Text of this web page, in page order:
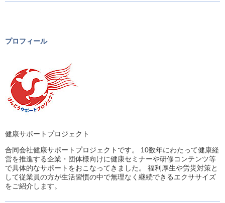
プロフィール
健康サポートプロジェクト
合同会社健康サポートプロジェクトです。 10数年にわたって健康経
営を推進する企業・団体様向けに健康セミナーや研修コンテンツ等
で具体的なサポートをおこなってきました。 福利厚生や労災対策と
して従業員の方が生活習慣の中で無理なく継続できるエクササイズ
をご紹介します。